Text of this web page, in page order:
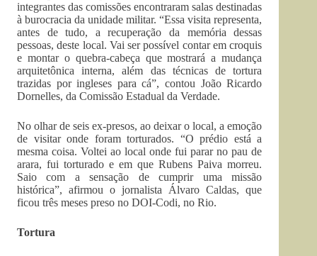
integrantes das comissões encontraram salas destinadas
à burocracia da unidade militar. “Essa visita representa,
antes de tudo, a recuperação da memória dessas
pessoas, deste local. Vai ser possível contar em croquis
e montar o quebra-cabeça que mostrará a mudança
arquitetônica interna, além das técnicas de tortura
trazidas por ingleses para cá”, contou João Ricardo
Dornelles, da Comissão Estadual da Verdade.
No olhar de seis ex-presos, ao deixar o local, a emoção
de visitar onde foram torturados. “O prédio está a
mesma coisa. Voltei ao local onde fui parar no pau de
arara, fui torturado e em que Rubens Paiva morreu.
Saio com a sensação de cumprir uma missão
histórica”, afirmou o jornalista Álvaro Caldas, que
ficou três meses preso no DOI-Codi, no Rio.
Tortura